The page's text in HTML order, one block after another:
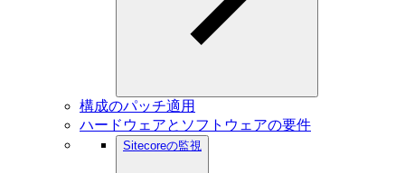
構成のパッチ適用
ハードウェアとソフトウェアの要件
Sitecoreの監視